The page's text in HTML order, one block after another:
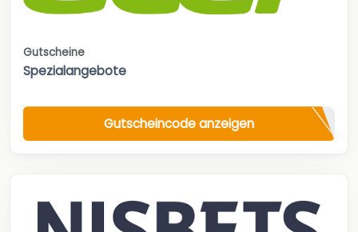
Gutscheine
Spezialangebote
Gutscheincode anzeigen